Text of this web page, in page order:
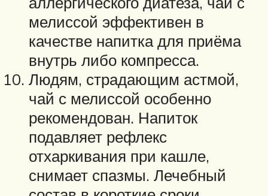
мелиссой эффективен в
качестве напитка для приёма
внутрь либо компресса.
Людям, страдающим астмой,
чай с мелиссой особенно
рекомендован. Напиток
подавляет рефлекс
отхаркивания при кашле,
снимает спазмы. Лечебный